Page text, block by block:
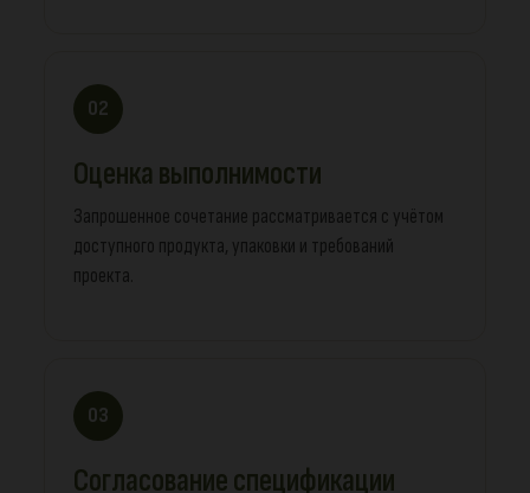
02
Оценка выполнимости
Запрошенное сочетание рассматривается с учётом
доступного продукта, упаковки и требований
проекта.
03
Согласование спецификации